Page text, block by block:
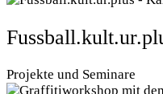
Projekte und Seminare